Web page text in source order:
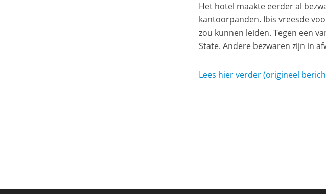
Het hotel maakte eerder al
kantoorpanden. Ibis vreesde
zou kunnen leiden. Tegen een
State. Andere bezwaren zijn in
Lees hier verder (origineel